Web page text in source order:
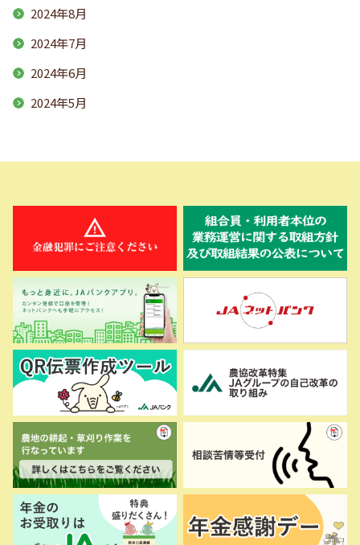
2024年8月
2024年7月
2024年6月
2024年5月